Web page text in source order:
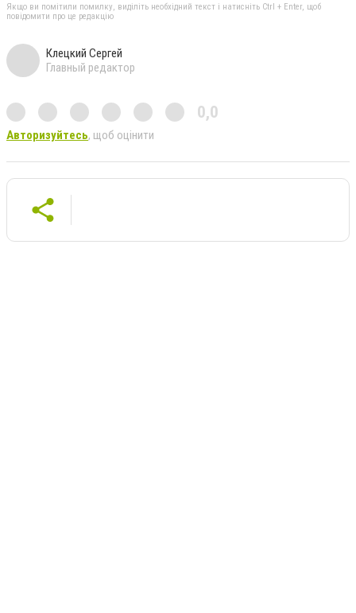
Якщо ви помітили помилку, виділіть необхідний текст і натисніть Ctrl + Enter, щоб
повідомити про це редакцію
Клецкий Сергей
Главный редактор
0,0
Авторизуйтесь, щоб оцінити